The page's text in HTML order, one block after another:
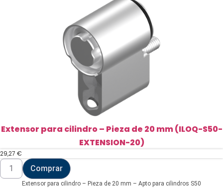
Extensor para cilindro – Pieza de 20 mm (ILOQ-S50-
EXTENSION-20)
29,27 €
Extensor
para
cilindro
Comprar
Extensor para cilindro – Pieza de 20 mm – Apto para cilindros S50